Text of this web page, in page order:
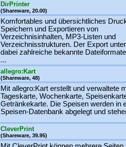
DirPrinter
(Shareware, 20.00)
Komfortables und übersichtliches
Speichern und Exportieren von
Verzeichnisinhalten, MP3-Listen und
Verzeichnisstrukturen. Der Export
dabei zahlreiche bekannte
...
allegro:Kart
(Shareware, 48)
Mit allegro:Kart erstellt und verwaltete
Tageskarte, Wochenkarte,
Getränkekarte. Die Speisen werden in
Speisen-Datenbank abgelegt und
CleverPrint
(Shareware, 39.95)